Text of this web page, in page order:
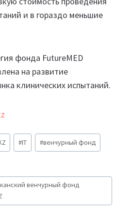
и в гораздо меньшие
фонда FutureMED
на развитие
клинических испытаний.
#IT #венчурный фонд
венчурный фонд